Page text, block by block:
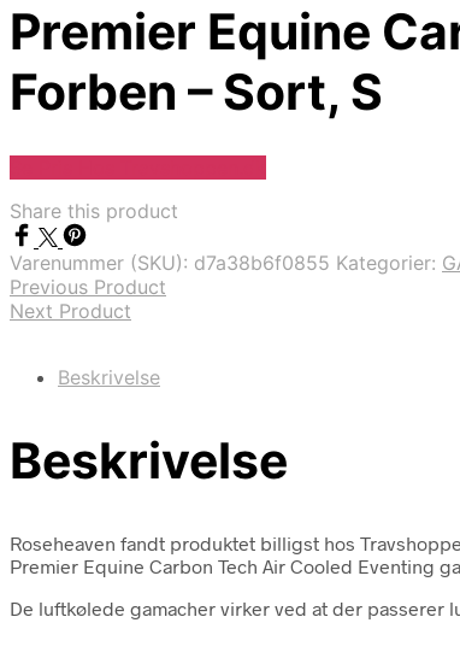
Premier Equine
Forben – Sort, S
Share this product
Varenummer (SKU): d7a38b6f0855 Kategorier:
Previous Product
Next Product
Beskrivelse
Beskrivelse
Roseheaven fandt produktet billigst hos
Premier Equine Carbon Tech Air Cooled Eventing
De luftkølede gamacher virker ved at der